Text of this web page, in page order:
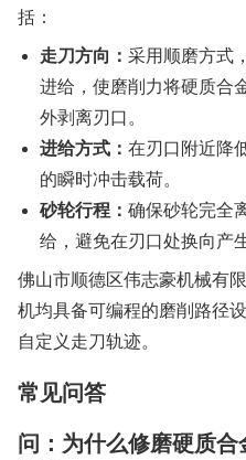
括：
走刀方向： 采用顺磨方式
进给，使磨削力将硬质合
外剥离刃口。
进给方式： 在刃口附近降
的瞬时冲击载荷。
砂轮行程： 确保砂轮完全
给，避免在刃口处换向产
佛山市顺德区伟志豪机械有
机均具备可编程的磨削路径
自定义走刀轨迹。
常见问答
问：为什么修磨硬质